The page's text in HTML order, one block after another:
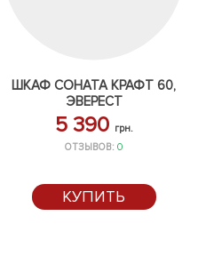
ШКАФ СОНАТА КРАФТ 60,
ЭВЕРЕСТ
5 390 грн.
ОТЗЫВОВ:0
КУПИТЬ